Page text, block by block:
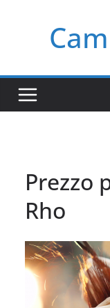
contenuto
Prezzo
Rho